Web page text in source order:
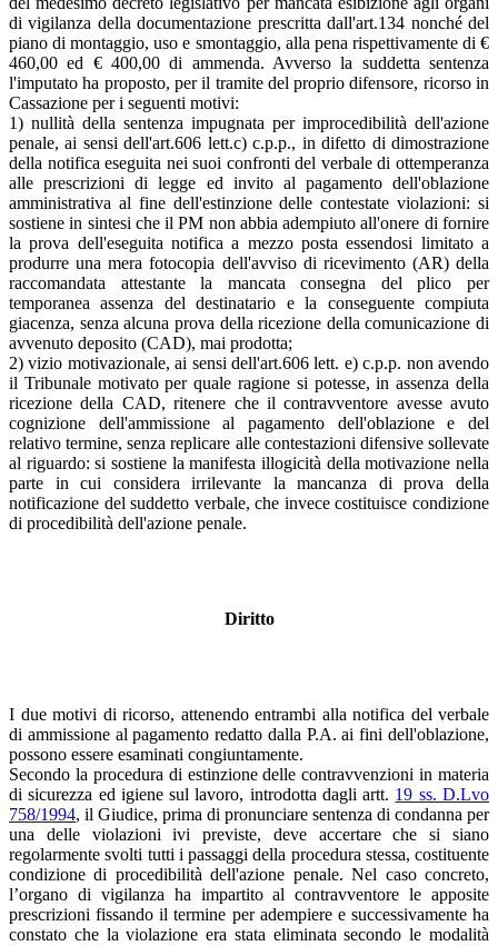
di vigilanza della documentazione prescritta dall'art.134 nonché del
piano di montaggio, uso e smontaggio, alla pena rispettivamente di €
460,00 ed € 400,00 di ammenda. Avverso la suddetta sentenza
l'imputato ha proposto, per il tramite del proprio difensore, ricorso in
Cassazione per i seguenti motivi:
1) nullità della sentenza impugnata per improcedibilità dell'azione
penale, ai sensi dell'art.606 lett.c) c.p.p., in difetto di dimostrazione
della notifica eseguita nei suoi confronti del verbale di ottemperanza
alle prescrizioni di legge ed invito al pagamento dell'oblazione
amministrativa al fine dell'estinzione delle contestate violazioni: si
sostiene in sintesi che il PM non abbia adempiuto all'onere di fornire
la prova dell'eseguita notifica a mezzo posta essendosi limitato a
produrre una mera fotocopia dell'avviso di ricevimento (AR) della
raccomandata attestante la mancata consegna del plico per
temporanea assenza del destinatario e la conseguente compiuta
giacenza, senza alcuna prova della ricezione della comunicazione di
avvenuto deposito (CAD), mai prodotta;
2) vizio motivazionale, ai sensi dell'art.606 lett. e) c.p.p. non avendo
il Tribunale motivato per quale ragione si potesse, in assenza della
ricezione della CAD, ritenere che il contravventore avesse avuto
cognizione dell'ammissione al pagamento dell'oblazione e del
relativo termine, senza replicare alle contestazioni difensive sollevate
al riguardo: si sostiene la manifesta illogicità della motivazione nella
parte in cui considera irrilevante la mancanza di prova della
notificazione del suddetto verbale, che invece costituisce condizione
di procedibilità dell'azione penale.
Diritto
I due motivi di ricorso, attenendo entrambi alla notifica del verbale
di ammissione al pagamento redatto dalla P.A. ai fini dell'oblazione,
possono essere esaminati congiuntamente.
Secondo la procedura di estinzione delle contravvenzioni in materia
di sicurezza ed igiene sul lavoro, introdotta dagli artt. 19 ss. D.Lvo
758/1994, il Giudice, prima di pronunciare sentenza di condanna per
una delle violazioni ivi previste, deve accertare che si siano
regolarmente svolti tutti i passaggi della procedura stessa, costituente
condizione di procedibilità dell'azione penale. Nel caso concreto,
l’organo di vigilanza ha impartito al contravventore le apposite
prescrizioni fissando il termine per adempiere e successivamente ha
constato che la violazione era stata eliminata secondo le modalità